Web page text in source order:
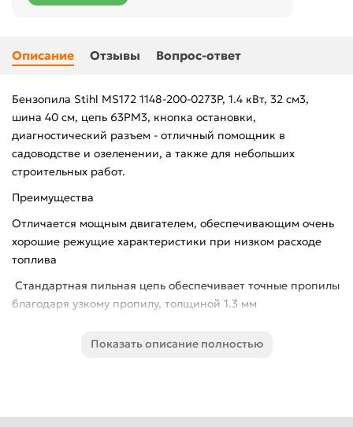
Описание Отзывы Вопрос-ответ
Бензопила Stihl MS172 1148-200-0273P, 1.4 кВт, 32 см3,
шина 40 см, цепь 63PM3, кнопка остановки,
диагностический разъем - отличный помощник в
садоводстве и озеленении, а также для небольших
строительных работ.
Преимущества
Отличается мощным двигателем, обеспечивающим очень
хорошие режущие характеристики при низком расходе
топлива
Стандартная пильная цепь обеспечивает точные пропилы
благодаря узкому пропилу, толщиной 1.3 мм
обеспечивает щадящую работу мышц и суставов
Комбинированный рычаг с функцией остановки
Показать описание полностью